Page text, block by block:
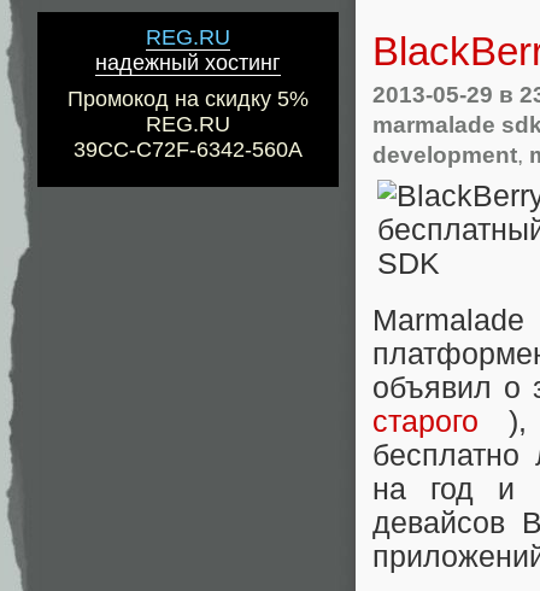
REG.RU
надежный хостинг
Промокод на скидку 5%
REG.RU
39CC-C72F-6342-560A
2013-05-29 в
marmalade
development,
объявил о
старого ),
на год и
девайсов